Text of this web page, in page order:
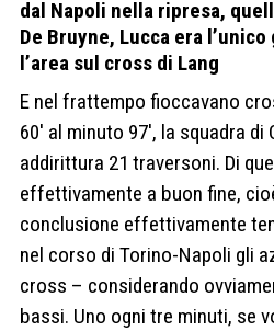
dal Napoli nella ripresa,
De Bruyne, Lucca era
l’area sul cross di Lang
E nel frattempo fioccavano
60′ al minuto 97′, la squadra
addirittura 21 traversoni. Di
effettivamente a buon fine,
conclusione effettivamente
nel corso di Torino-Napoli gli
cross – considerando
bassi. Uno ogni tre minuti, se